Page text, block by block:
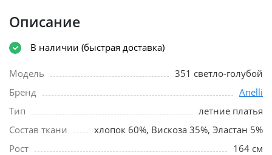
Описание
В наличии (быстрая доставка)
Модель
351 светло-голубой
Бренд
Anelli
Тип
летние платья
Состав ткани
хлопок 60%, Вискоза 35%, Эластан 5%
Рост
164 см